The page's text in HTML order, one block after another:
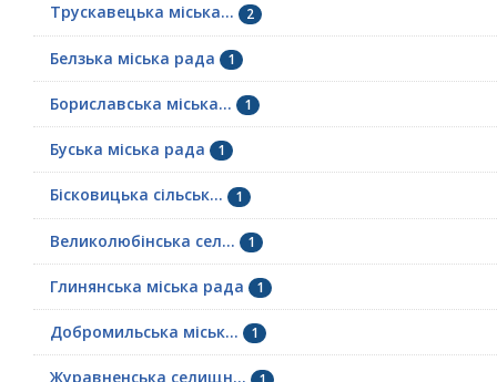
Трускавецька міська... 2
Белзька міська рада 1
Бориславська міська... 1
Буська міська рада 1
Бісковицька сільськ... 1
Великолюбінська сел... 1
Глинянська міська рада 1
Добромильська міськ... 1
Журавненська селищн...